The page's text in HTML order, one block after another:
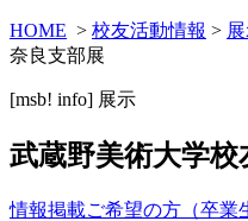
HOME > 校友活動情報 >
奈良支部展
[msb! info] 展示
武蔵野美術大学校
情報掲載ご希望の方（卒業